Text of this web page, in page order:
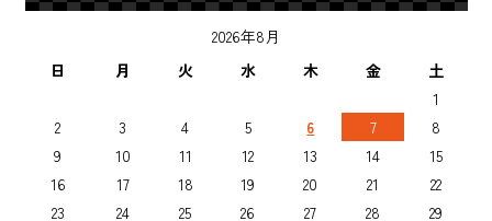
2026年8月
日
月 火 水 木 金
土
1
2
3 4 5 6 7
8
9
10 11 12 13 14
15
16
17 18 19 20 21
22
23
24 25 26 27 28 29